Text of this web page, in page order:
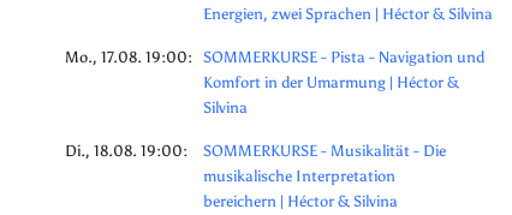
Energien, zwei Sprachen | Héctor & Silvina
Mo., 17.08. 19:00: SOMMERKURSE - Pista - Navigation und
Komfort in der Umarmung | Héctor &
Silvina
Di., 18.08. 19:00:
SOMMERKURSE - Musikalität - Die
musikalische Interpretation
bereichern | Héctor & Silvina